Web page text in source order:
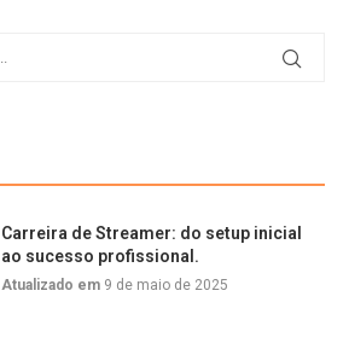
Carreira de Streamer: do setup inicial
ao sucesso profissional.
Atualizado em 9 de maio de 2025